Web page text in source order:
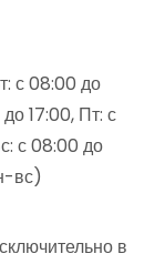
с 08:00 до
17:00, Пт: с
с 08:00 до
вс)
в